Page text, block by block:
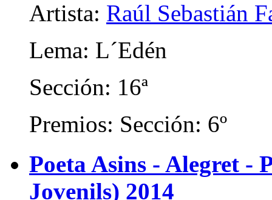
Artista: Raúl Sebastián
Lema: L´Edén
Sección: 16ª
Premios: Sección: 6º
Poeta Asins - Alegret -
Jovenils) 2014